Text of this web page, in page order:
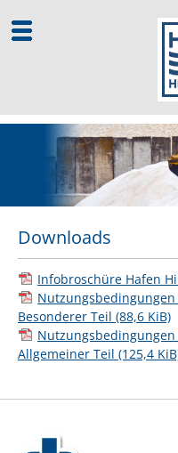
Downloads
Infobroschüre Hafen
Besonderer Teil (88,6 KiB)
Allgemeiner Teil (125,4